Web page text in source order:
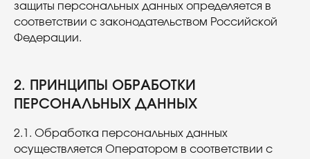
защиты персональных данных определяется в
соответствии с законодательством Российской
Федерации.
2. ПРИНЦИПЫ ОБРАБОТКИ
ПЕРСОНАЛЬНЫХ ДАННЫХ
2.1. Обработка персональных данных
осуществляется Оператором в соответствии с